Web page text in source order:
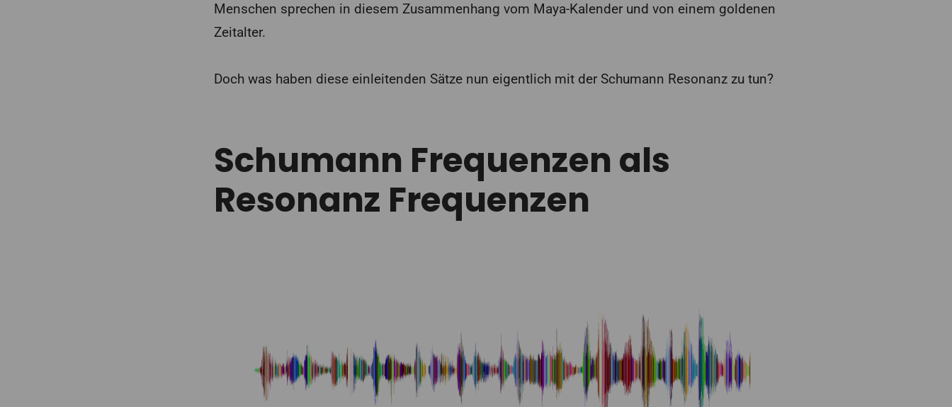
Menschen sprechen in diesem Zusammenhang vom Maya-Kalender und von einem goldenen
Zeitalter.
Doch was haben diese einleitenden Sätze nun eigentlich mit der Schumann Resonanz zu tun?
Schumann Frequenzen als
Resonanz Frequenzen